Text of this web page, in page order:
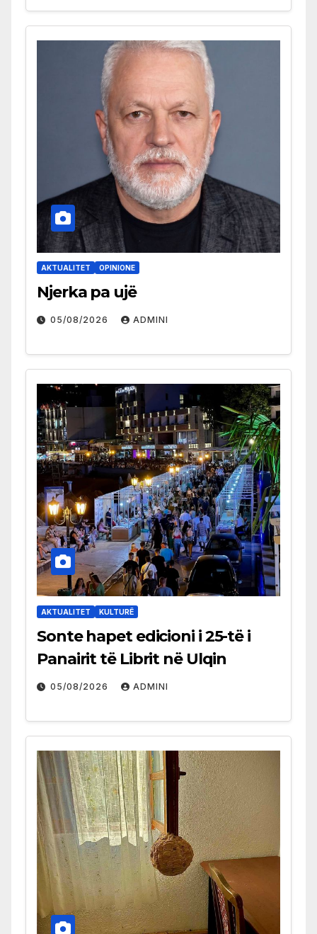
AKTUALITET OPINIONE
Njerka pa ujë
05/08/2026 ADMINI
AKTUALITET KULTURË
Sonte hapet edicioni i 25-të i
Panairit të Librit në Ulqin
05/08/2026 ADMINI